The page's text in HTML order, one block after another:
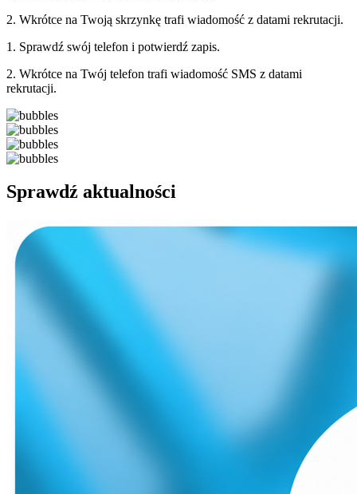
2. Wkrótce na Twoją skrzynkę trafi wiadomość z datami rekrutacji.
1. Sprawdź swój telefon i potwierdź zapis.
2. Wkrótce na Twój telefon trafi wiadomość SMS z datami
rekrutacji.
Sprawdź aktualności